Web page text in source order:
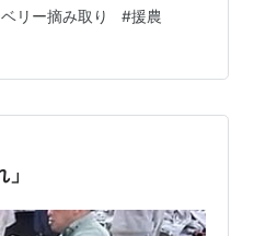
今日で実習が終了した。帰
リー摘み取り #援農